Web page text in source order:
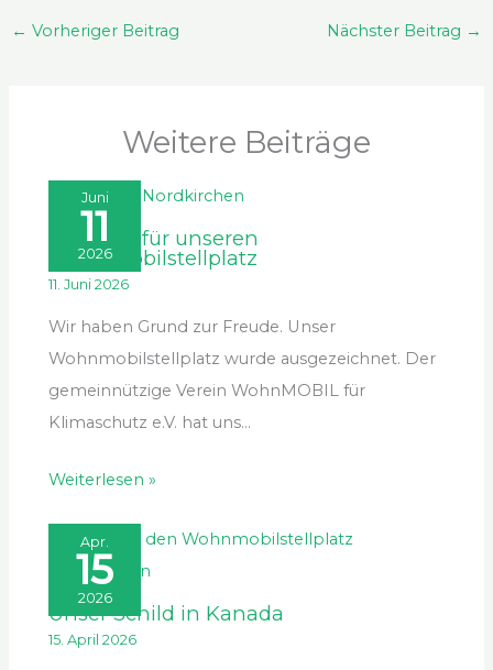
← Vorheriger Beitrag Nächster Beitrag →
Weitere Beiträge
Juni
11
2026
Urkunde für unseren
Wohnmobilstellplatz
11. Juni 2026
Wir haben Grund zur Freude. Unser
Wohnmobilstellplatz wurde ausgezeichnet. Der
gemeinnützige Verein WohnMOBIL für
Klimaschutz e.V. hat uns…
Weiterlesen »
Apr.
15
2026
Unser Schild in Kanada
15. April 2026